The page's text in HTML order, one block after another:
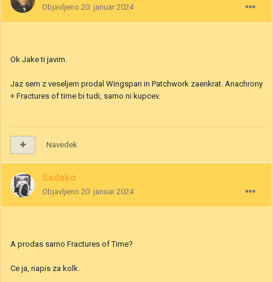
Objavljeno 20. januar 2024
Ok Jake ti javim.
Jaz sem z veseljem prodal Wingspan in Patchwork zaenkrat. Anachrony
+ Fractures of time bi tudi, samo ni kupcev.
Navedek
Sadako
Objavljeno 20. januar 2024
A prodas samo Fractures of Time?
Ce ja, napis za kolk.